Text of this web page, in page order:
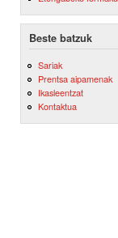
Beste batzuk
Sariak
Prentsa aipamenak
Ikasleentzat
Kontaktua